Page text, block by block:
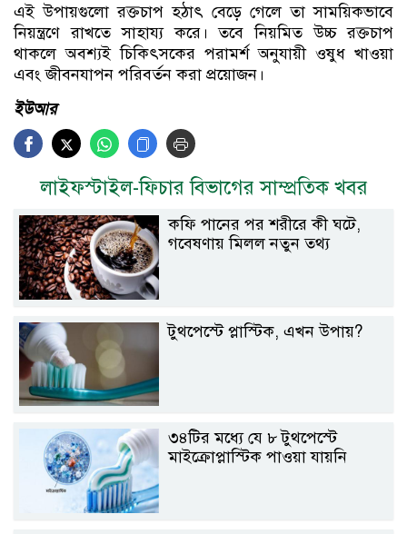
এই উপায়গুলো রক্তচাপ হঠাৎ বেড়ে গেলে তা সাময়িকভাবে
নিয়ন্ত্রণে রাখতে সাহায্য করে। তবে নিয়মিত উচ্চ রক্তচাপ
থাকলে অবশ্যই চিকিৎসকের পরামর্শ অনুযায়ী ওষুধ খাওয়া
এবং জীবনযাপন পরিবর্তন করা প্রয়োজন।
ইউআর
লাইফস্টাইল-ফিচার বিভাগের সাম্প্রতিক খবর
কফি পানের পর শরীরে কী ঘটে,
গবেষণায় মিলল নতুন তথ্য
টুথপেস্টে প্লাস্টিক, এখন উপায়?
৩৪টির মধ্যে যে ৮ টুথপেস্টে
মাইক্রোপ্লাস্টিক পাওয়া যায়নি